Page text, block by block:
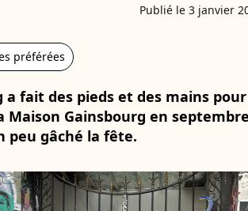
Publié le 3 janvier
préférées
a fait des pieds et des mains
Gainsbourg en
peu gâché la fête.